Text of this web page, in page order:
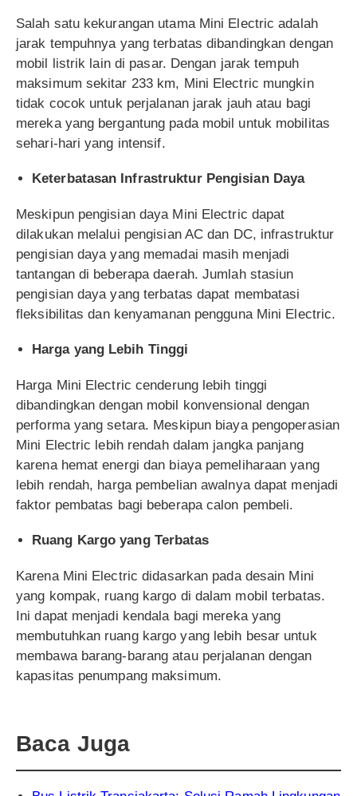
Salah satu kekurangan utama Mini Electric adalah
jarak tempuhnya yang terbatas dibandingkan dengan
mobil listrik lain di pasar. Dengan jarak tempuh
maksimum sekitar 233 km, Mini Electric mungkin
tidak cocok untuk perjalanan jarak jauh atau bagi
mereka yang bergantung pada mobil untuk mobilitas
sehari-hari yang intensif.
Keterbatasan Infrastruktur Pengisian Daya
Meskipun pengisian daya Mini Electric dapat
dilakukan melalui pengisian AC dan DC, infrastruktur
pengisian daya yang memadai masih menjadi
tantangan di beberapa daerah. Jumlah stasiun
pengisian daya yang terbatas dapat membatasi
fleksibilitas dan kenyamanan pengguna Mini Electric.
Harga yang Lebih Tinggi
Harga Mini Electric cenderung lebih tinggi
dibandingkan dengan mobil konvensional dengan
performa yang setara. Meskipun biaya pengoperasian
Mini Electric lebih rendah dalam jangka panjang
karena hemat energi dan biaya pemeliharaan yang
lebih rendah, harga pembelian awalnya dapat menjadi
faktor pembatas bagi beberapa calon pembeli.
Ruang Kargo yang Terbatas
Karena Mini Electric didasarkan pada desain Mini
yang kompak, ruang kargo di dalam mobil terbatas.
Ini dapat menjadi kendala bagi mereka yang
membutuhkan ruang kargo yang lebih besar untuk
membawa barang-barang atau perjalanan dengan
kapasitas penumpang maksimum.
Baca Juga